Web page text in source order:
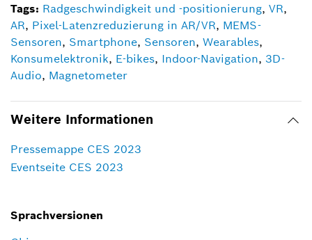
Tags: Radgeschwindigkeit und -positionierung, VR,
AR, Pixel-Latenzreduzierung in AR/VR, MEMS-
Sensoren, Smartphone, Sensoren, Wearables,
Konsumelektronik, E-bikes, Indoor-Navigation, 3D-
Audio, Magnetometer
Weitere Informationen
Pressemappe CES 2023
Eventseite CES 2023
Sprachversionen